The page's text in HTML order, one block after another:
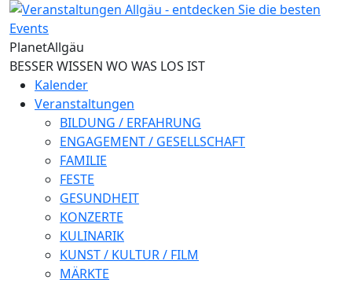
Direkt zum Inhalt
PlanetAllgäu
BESSER WISSEN WO WAS LOS IST
Kalender
Veranstaltungen
BILDUNG / ERFAHRUNG
ENGAGEMENT / GESELLSCHAFT
FAMILIE
FESTE
GESUNDHEIT
KONZERTE
KULINARIK
KUNST / KULTUR / FILM
MÄRKTE